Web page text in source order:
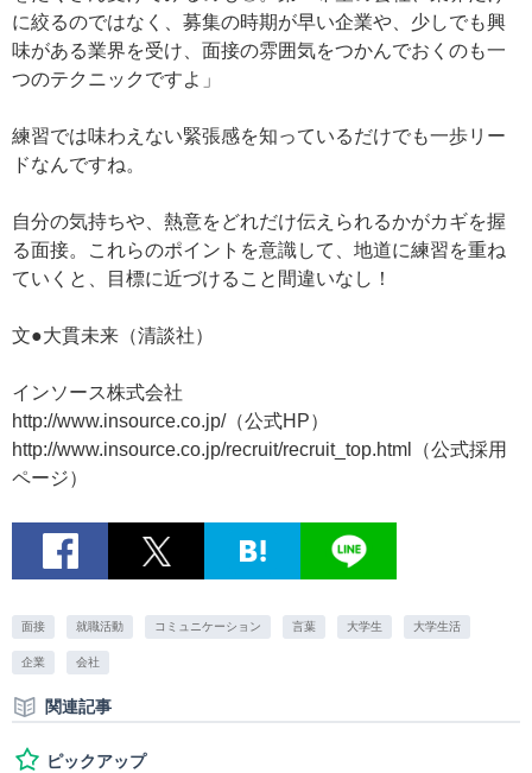
に絞るのではなく、募集の時期が早い企業や、少しでも興
味がある業界を受け、面接の雰囲気をつかんでおくのも一
つのテクニックですよ」
練習では味わえない緊張感を知っているだけでも一歩リー
ドなんですね。
自分の気持ちや、熱意をどれだけ伝えられるかがカギを握
る面接。これらのポイントを意識して、地道に練習を重ね
ていくと、目標に近づけること間違いなし！
文●大貫未来（清談社）
インソース株式会社
http://www.insource.co.jp/（公式HP）
http://www.insource.co.jp/recruit/recruit_top.html（公式採用
ページ）
面接 就職活動 コミュニケーション 言葉 大学生 大学生活
企業 会社
関連記事
ピックアップ